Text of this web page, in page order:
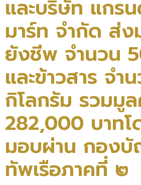
และบริษัท แกร
มาร์ท จำกัด ส่
ยังชีพ จำนวน
และข้าวสาร จำ
กิโลกรัม รวมมูล
282,000 บาท
มอบผ่าน กองบั
ทัพเรือภาคที่ ๒